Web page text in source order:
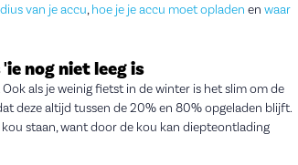
van je accu,hoe je je accu moet opladen en waar
nog niet leeg is
als je weinig fietst in de winter is het slim om de
deze altijd tussen de 20% en 80% opgeladen blijft.
staan, want door de kou kan diepteontlading